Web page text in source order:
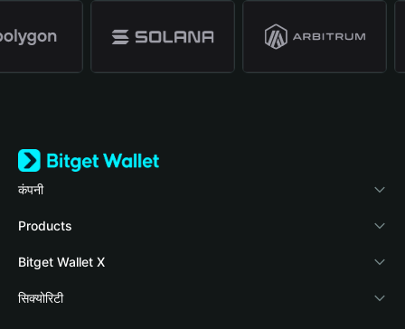
कंपनी
Bitget Wallet के बारे में
ब्लॉग
वॉलेट अकादमी
Products
Crypto Card
Stablecoin Earn
Bitget Wallet X
दस्तावेज़ीकरण
सिक्योरिटी